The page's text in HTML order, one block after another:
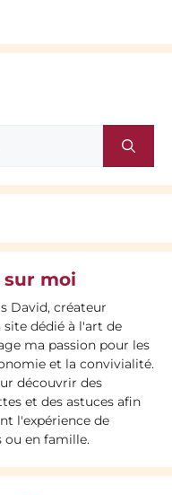
moi
David, créateur
dédié à l'art de
ma passion pour les
et la convivialité.
découvrir des
et des astuces afin
l'expérience de
ou en famille.